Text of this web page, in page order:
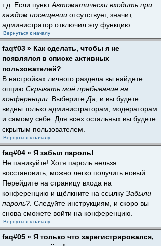
т.д. Если пунктАвтоматически входить при
каждом посещении отсутствует, значит,
администратор отключил эту функцию.
Вернуться к началу
faq#03 » Как сделать, чтобы я не
появлялся в списке активных
пользователей?
В настройках личного раздела вы найдете
опцию Скрывать моё пребывание на
конференции . Выберите Да , и вы будете
видны только администраторам, модераторам
и самому себе. Для всех остальных вы будете
скрытым пользователем.
Вернуться к началу
faq#04 » Я забыл пароль!
Не паникуйте! Хотя пароль нельзя
восстановить, можно легко получить новый.
Перейдите на страницу входа на
конференцию и щёлкните на ссылку Забыли
пароль? . Следуйте инструкциям, и скоро вы
снова сможете войти на конференцию.
Вернуться к началу
faq#05 » Я только что зарегистрировался,